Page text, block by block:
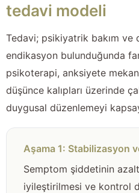
tedavi modeli
Tedavi; psikiyatrik bakım ve
endikasyon bulunduğunda
psikoterapi, anksiyete
düşünce kalıpları üzerinde
duygusal düzenlemeyi
Aşama 1: Stabilizasyon
Semptom şiddetinin
iyileştirilmesi ve kontrol